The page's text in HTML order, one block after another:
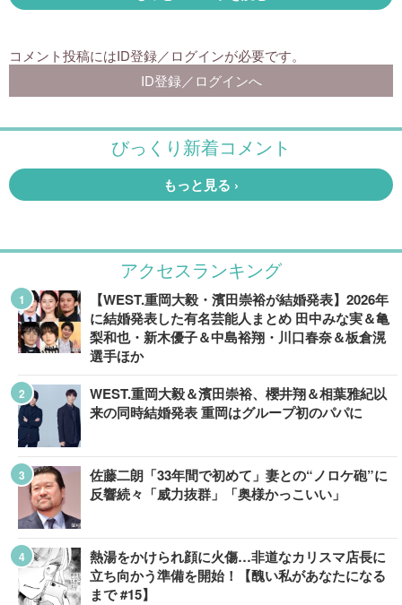
アクセスランキング
【WEST.重岡大毅・濱田崇裕が結婚発表】2026年
に結婚発表した有名芸能人まとめ 田中みな実＆亀
梨和也・新木優子＆中島裕翔・川口春奈＆板倉滉
選手ほか
WEST.重岡大毅＆濱田崇裕、櫻井翔＆相葉雅紀以
来の同時結婚発表 重岡はグループ初のパパに
佐藤二朗「33年間で初めて」妻との“ノロケ砲”に
反響続々「威力抜群」「奥様かっこいい」
熱湯をかけられ顔に火傷…非道なカリスマ店長に
立ち向かう準備を開始！【醜い私があなたになる
まで #15】